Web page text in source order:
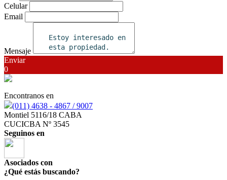
Celular
Email
Mensaje
Enviar
0
Encontranos en
(011) 4638 - 4867 / 9007
Montiel 5116/18 CABA
CUCICBA Nº 3545
Seguinos en
Asociados con
¿Qué estás buscando?